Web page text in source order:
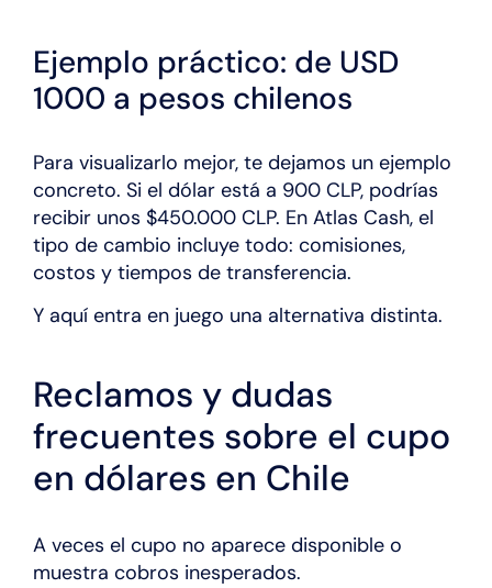
Ejemplo práctico: de USD
1000 a pesos chilenos
Para visualizarlo mejor, te dejamos un ejemplo
concreto. Si el dólar está a 900 CLP, podrías
recibir unos $450.000 CLP. En Atlas Cash, el
tipo de cambio incluye todo: comisiones,
costos y tiempos de transferencia.
Y aquí entra en juego una alternativa distinta.
Reclamos y dudas
frecuentes sobre el cupo
en dólares en Chile
A veces el cupo no aparece disponible o
muestra cobros inesperados.